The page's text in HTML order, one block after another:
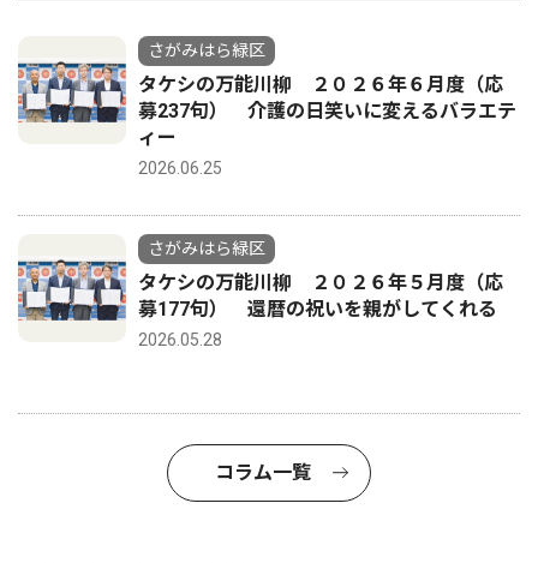
さがみはら緑区
タケシの万能川柳 ２０２６年６月度（応
募237句） 介護の日笑いに変えるバラエテ
ィー
2026.06.25
さがみはら緑区
タケシの万能川柳 ２０２６年５月度（応
募177句） 還暦の祝いを親がしてくれる
2026.05.28
コラム一覧